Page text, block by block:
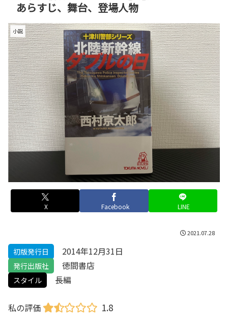
あらすじ、舞台、登場人物
小説
X Facebook LINE
2021.07.28
初版発行日 2014年12月31日
発行出版社 徳間書店
スタイル 長編
私の評価 1.8